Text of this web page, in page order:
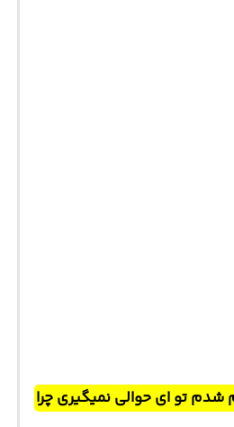
شدم تو ای حوالی نمیگیری چرا